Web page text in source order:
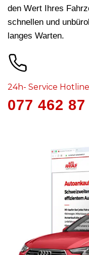
den Wert Ihres
schnellen und
langes Warten.
24h- Service Hotline
077 462 87